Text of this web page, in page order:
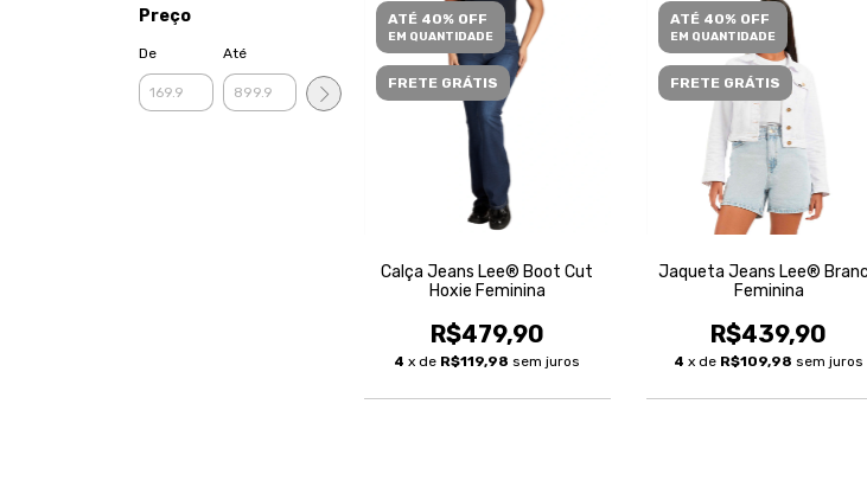
Preço
De Até
ATÉ 40% OFF
EM QUANTIDADE
FRETE GRÁTIS
Calça Jeans Lee® Boot Cut
Hoxie Feminina
R$479,90
4 x de R$119,98 sem juros
ATÉ 40% OFF
EM QUANTIDADE
FRETE GRÁTIS
Jaqueta Jeans Lee®
Feminina
R$439,90
4 x de R$109,98 sem juros